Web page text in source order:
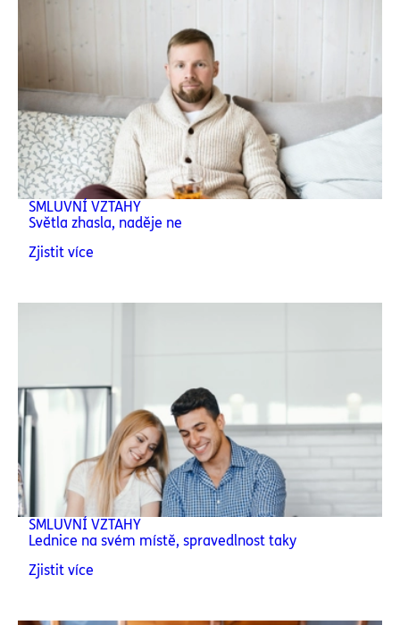
SMLUVNÍ VZTAHY
Světla zhasla, naděje ne
Zjistit více
SMLUVNÍ VZTAHY
Lednice na svém místě, spravedlnost taky
Zjistit více